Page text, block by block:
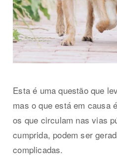
Esta é uma questão que
mas o que está em causa
os que circulam nas vias
cumprida, podem ser
complicadas.